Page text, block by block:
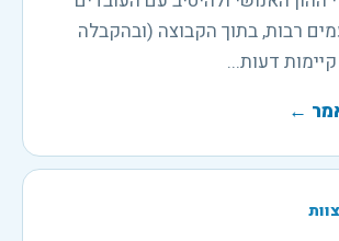
רבות, בתוך הקבוצה (ובהקבלה
דעות...
←